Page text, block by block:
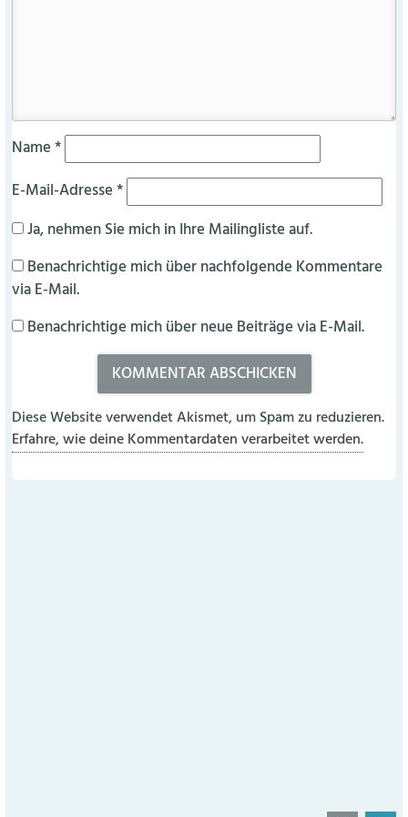
Name*
E-Mail-Adresse*
Ja, nehmen Sie mich in Ihre Mailingliste auf.
Benachrichtige mich über nachfolgende Kommentare
via E-Mail.
Benachrichtige mich über neue Beiträge via E-Mail.
Diese Website verwendet Akismet, um Spam zu reduzieren.
Erfahre, wie deine Kommentardaten verarbeitet werden.